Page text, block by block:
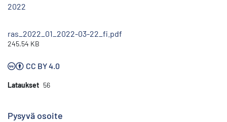
2022
ras_2022_01_2022-03-22_fi.pdf
245.54 KB
CC BY 4.0
Lataukset 56
Pysyvä osoite